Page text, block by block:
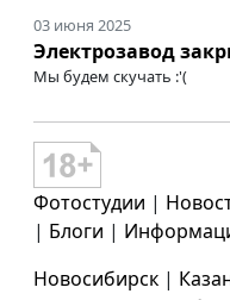
03 июня 2025
Электрозавод
Мы будем скучать :'(
Фотостудии |
| Блоги |
Новосибирск |